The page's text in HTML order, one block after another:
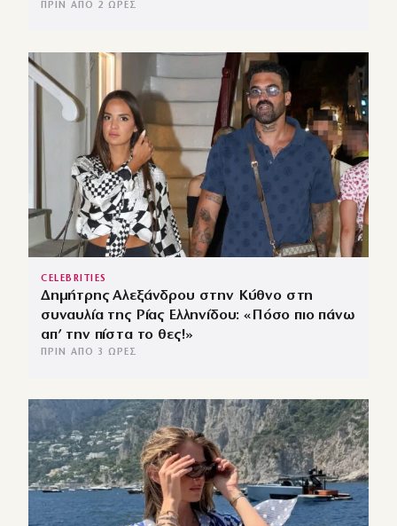
ΠΡΙΝ ΑΠΌ 2 ΏΡΕΣ
CELEBRITIES
Δημήτρης Αλεξάνδρου στην Κύθνο στη
συναυλία της Ρίας Ελληνίδου: «Πόσο πιο πάνω
απ’ την πίστα το θες!»
ΠΡΙΝ ΑΠΌ 3 ΏΡΕΣ